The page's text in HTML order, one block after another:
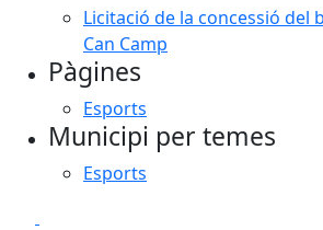
Licitació de la concessió del
Can Camp
Pàgines
Esports
Municipi per temes
Esports